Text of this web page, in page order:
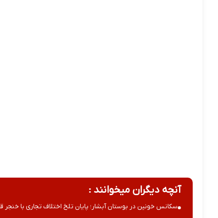
آنچه دیگران میخوانند :
سکانس خونین در بوستان آبشار؛ پایان تلخ اختلاف تجاری با خنجر